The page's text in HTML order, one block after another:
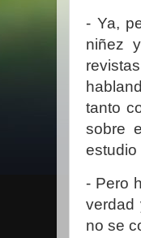
- Ya,
niñez
tanto
sobre
estudio
- Pero
verdad
no se